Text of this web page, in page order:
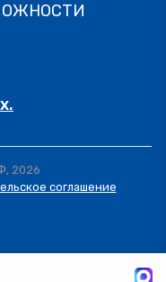
2026
соглашение